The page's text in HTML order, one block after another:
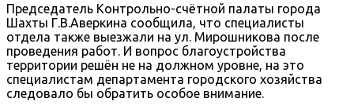
Председатель Контрольно-счётной палаты города
Шахты Г.В.Аверкина сообщила, что специалисты
отдела также выезжали на ул. Мирошникова после
проведения работ. И вопрос благоустройства
территории решён не на должном уровне, на это
специалистам департамента городского хозяйства
следовало бы обратить особое внимание.